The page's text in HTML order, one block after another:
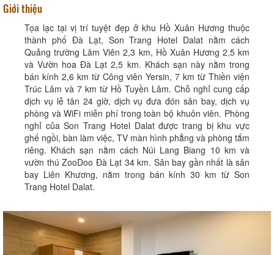
Giới thiệu
Tọa lạc tại vị trí tuyệt đẹp ở khu Hồ Xuân Hương thuộc
thành phố Đà Lạt, Son Trang Hotel Dalat nằm cách
Quảng trường Lâm Viên 2,3 km, Hồ Xuân Hương 2,5 km
và Vườn hoa Đà Lạt 2,5 km. Khách sạn này nằm trong
bán kính 2,6 km từ Công viên Yersin, 7 km từ Thiền viện
Trúc Lâm và 7 km từ Hồ Tuyền Lâm. Chỗ nghỉ cung cấp
dịch vụ lễ tân 24 giờ, dịch vụ đưa đón sân bay, dịch vụ
phòng và WiFi miễn phí trong toàn bộ khuôn viên. Phòng
nghỉ của Son Trang Hotel Dalat được trang bị khu vực
ghế ngồi, bàn làm việc, TV màn hình phẳng và phòng tắm
riêng. Khách sạn nằm cách Núi Lang Biang 10 km và
vườn thú ZooDoo Đà Lạt 34 km. Sân bay gần nhất là sân
bay Liên Khương, nằm trong bán kính 30 km từ Son
Trang Hotel Dalat.